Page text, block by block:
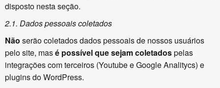
disposto nesta seção.
2.1. Dados pessoais coletados
Não serão coletados dados pessoais de nossos usuários
pelo site, masé possível que sejam coletadospelas
integrações com terceiros (Youtube e Google Analitycs) e
plugins do WordPress.